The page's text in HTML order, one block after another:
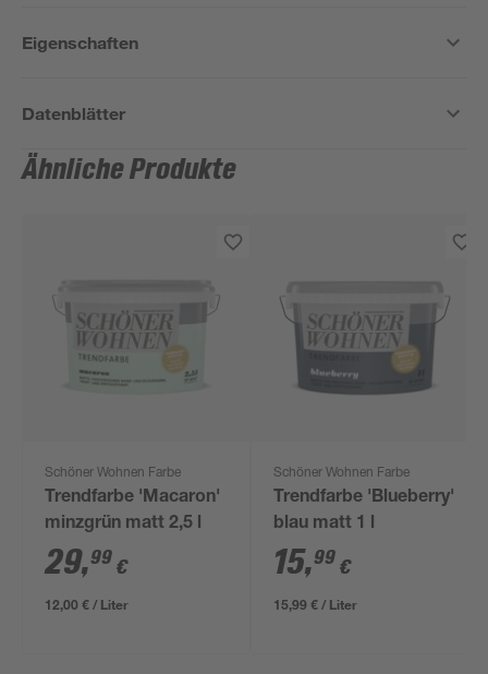
Eigenschaften
Datenblätter
Ähnliche Produkte
Schöner Wohnen Farbe
Trendfarbe 'Macaron'
minzgrün matt 2,5 l
29,99 €
12,00 € / Liter
Schöner Wohnen Farbe
Trendfarbe 'Blueberry'
blau matt 1 l
15,99 €
15,99 € / Liter